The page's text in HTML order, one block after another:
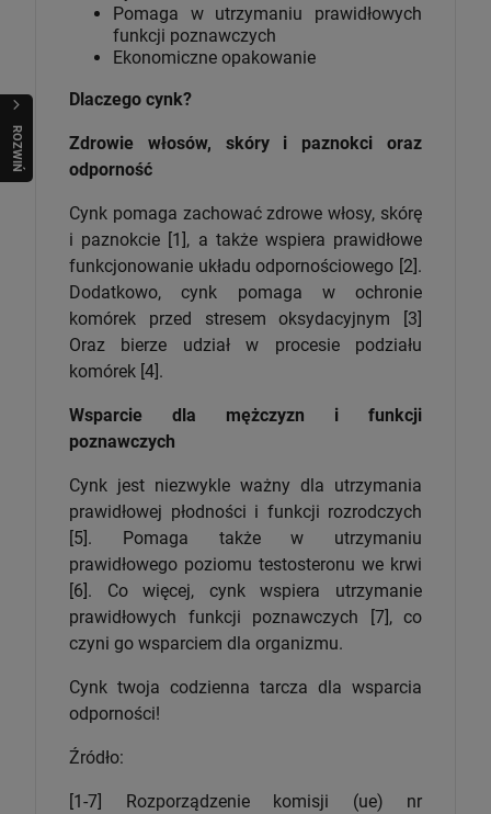
R
O
Z
W
I
Ń
O
B
I
Pomaga w utrzymaniu prawidłowych
funkcji poznawczych
Ekonomiczne opakowanie
Dlaczego cynk?
Zdrowie włosów, skóry i paznokci oraz
odporność
Cynk pomaga zachować zdrowe włosy, skórę
i paznokcie [1], a także wspiera prawidłowe
funkcjonowanie układu odpornościowego [2].
Dodatkowo, cynk pomaga w ochronie
komórek przed stresem oksydacyjnym [3]
Oraz bierze udział w procesie podziału
komórek [4].
Wsparcie dla mężczyzn i funkcji
poznawczych
Cynk jest niezwykle ważny dla utrzymania
prawidłowej płodności i funkcji rozrodczych
[5]. Pomaga także w utrzymaniu
prawidłowego poziomu testosteronu we krwi
[6]. Co więcej, cynk wspiera utrzymanie
prawidłowych funkcji poznawczych [7], co
czyni go wsparciem dla organizmu.
Cynk twoja codzienna tarcza dla wsparcia
odporności!
Źródło:
[1-7] Rozporządzenie komisji (ue) nr